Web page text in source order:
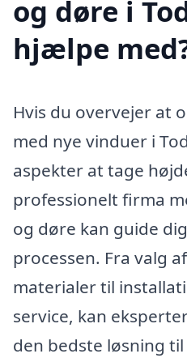
og døre i
hjælpe
Hvis du overvejer at
med nye vinduer i
aspekter at tage
professionelt firma
og døre kan guide
processen. Fra valg
materialer til
service, kan
den bedste løsning